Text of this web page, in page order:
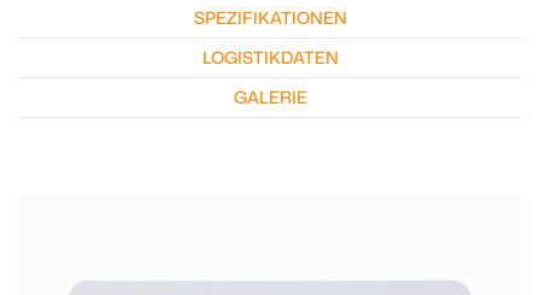
SPEZIFIKATIONEN
LOGISTIKDATEN
GALERIE